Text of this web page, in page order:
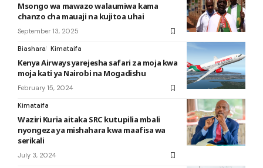
Msongo wa mawazo walaumiwa kama
chanzo cha mauaji na kujitoa uhai
September 13, 2025
Biashara Kimataifa
Kenya Airways yarejesha safari za moja kwa
moja kati ya Nairobi na Mogadishu
February 15, 2024
Kimataifa
Waziri Kuria aitaka SRC kutupilia mbali
nyongeza ya mishahara kwa maafisa wa
serikali
July 3, 2024